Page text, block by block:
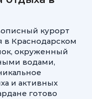
курорт
в Краснодарском
окруженный
водами,
и активных
готово